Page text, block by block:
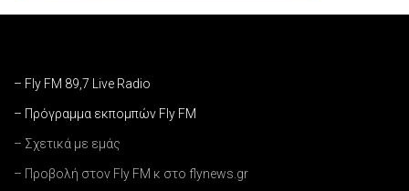
– Fly FM 89,7 Live Radio
– Πρόγραμμα εκπομπών Fly FM
– Σχετικά με εμάς
– Προβολή στον Fly FM κ στο flynews.gr